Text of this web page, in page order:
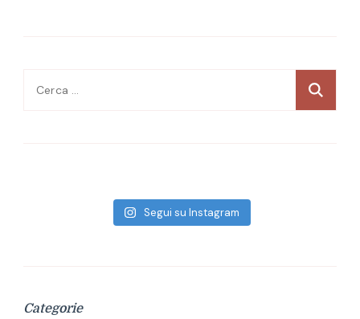
Ricerca
Segui su Instagram
Categorie